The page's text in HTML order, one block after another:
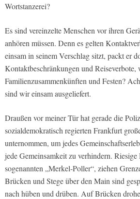
Wortstanzerei?
Es sind vereinzelte Menschen vor ihren
anhören müssen. Denn es gelten
einsam in seinem Verschlag sitzt, packt er
Kontaktbeschränkungen und Reiseverbote,
Familienzusammenkünften und Festen?
sind wir einsam ausgeliefert.
Draußen vor meiner Tür hat gerade die
sozialdemokratisch regierten Frankfurt
unternommen, um jedes
jede Gemeinsamkeit zu verhindern.
sogenannten „Merkel-Poller“, ziehen
Brücken und Stege über den Main sind
nach hüben und drüben. Auf Brücken